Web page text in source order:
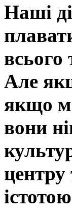
Наші
всього
Але
якщо
вони